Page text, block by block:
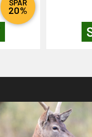
SPAR
20%